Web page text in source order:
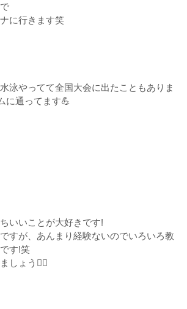
に行きます笑
泳やってて全国大会に出たこともありま
に通ってます💪
いいことが大好きです!
すが、あんまり経験ないのでいろいろ教
す!笑
しょう︎👍🏻